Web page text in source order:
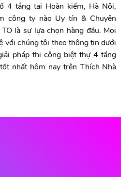
4 tầng tại Hoàn kiếm, Hà Nội,
công ty nào Uy tín & Chuyên
là sự lựa chọn hàng đầu. Mọi
với chúng tôi theo thông tin dưới
pháp thi công biệt thự 4 tầng
nhất hôm nay trên Thích Nhà